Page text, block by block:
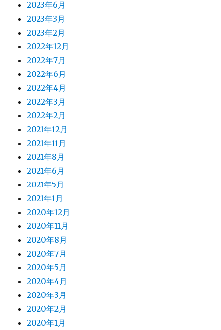
2023年6月
2023年3月
2023年2月
2022年12月
2022年7月
2022年6月
2022年4月
2022年3月
2022年2月
2021年12月
2021年11月
2021年8月
2021年6月
2021年5月
2021年1月
2020年12月
2020年11月
2020年8月
2020年7月
2020年5月
2020年4月
2020年3月
2020年2月
2020年1月